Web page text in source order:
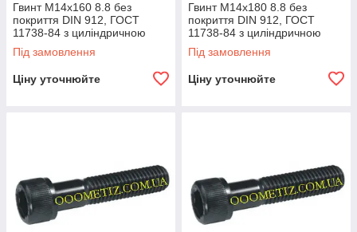
Гвинт М14х160 8.8 без
покриття DIN 912, ГОСТ
11738-84 з циліндричною
головкою та внутрішнім
шестигранником
Під замовлення
Ціну уточнюйте
Гвинт М14х180 8.8 без
покриття DIN 912, ГОСТ
11738-84 з циліндричною
головкою та внутрішнім
шестигранником
Під замовлення
Ціну уточнюйте